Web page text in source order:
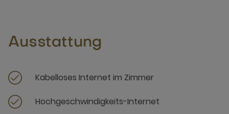
Ausstattung
Kabelloses Internet im Zimmer
Hochgeschwindigkeits-Internet